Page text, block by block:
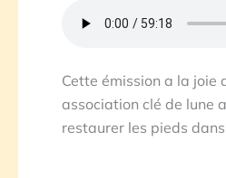
Cette émission a la joie
association clé de lune
restaurer les pieds